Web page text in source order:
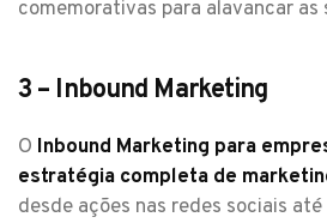
comemorativas para alavancar as
3 – Inbound Marketing
O Inbound Marketing para
estratégia completa de
desde ações nas redes sociais